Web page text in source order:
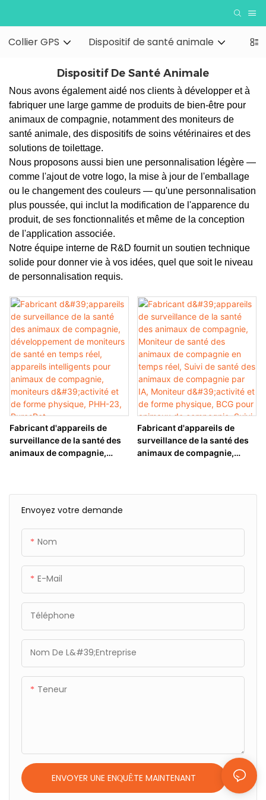
Collier GPS Dispositif de santé animale
Dispositif De Santé Animale
Nous avons également aidé nos clients à développer et à
fabriquer une large gamme de produits de bien-être pour
animaux de compagnie, notamment des moniteurs de
santé animale, des dispositifs de soins vétérinaires et des
solutions de toilettage.
Nous proposons aussi bien une personnalisation légère —
comme l'ajout de votre logo, la mise à jour de l'emballage
ou le changement des couleurs — qu'une personnalisation
plus poussée, qui inclut la modification de l'apparence du
produit, de ses fonctionnalités et même de la conception
de l'application associée.
Notre équipe interne de R&D fournit un soutien technique
solide pour donner vie à vos idées, quel que soit le niveau
de personnalisation requis.
Envoyez votre demande
Nom
E-Mail
Téléphone
Nom De L&#39;entreprise
Teneur
ENVOYER UNE ENQUÊTE MAINTENANT
Fabricant d'appareils de
surveillance de la santé des
animaux de compagnie,
moniteurs d'activité et de
forme physique, PHH-23,
PuresPet
Fabricant d'appareils de
surveillance de la santé des
animaux de compagnie,
de forme physique, BCG pour
compagnie Escape - PHH-11